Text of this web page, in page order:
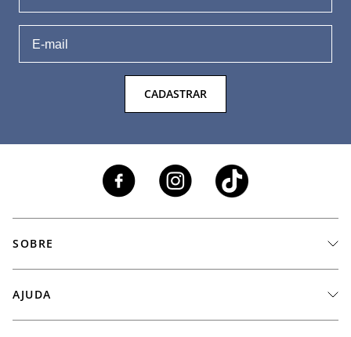
CADASTRAR
SOBRE
AJUDA